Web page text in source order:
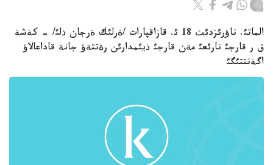
الماتئ. ناؤرئزدئث 18 ئ. قازاقپارات /ةرلئك ةرجان ذلئ/ - كةشة
ق ر قارجئ نارئعئ مةن قارجئ ذيئمدارئن رةتتةؤ جانة قاداعالاؤ
اگةنتتئگئ